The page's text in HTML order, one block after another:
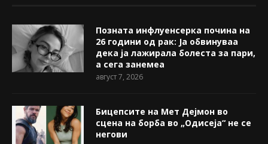
Позната инфлуенсерка почина на
26 години од рак: Ја обвинуваа
дека ја лажирала болеста за пари,
а сега занемеа
август 7, 2026
Бицепсите на Мет Дејмон во
сцена на борба во „Одисеја“ не се
негови